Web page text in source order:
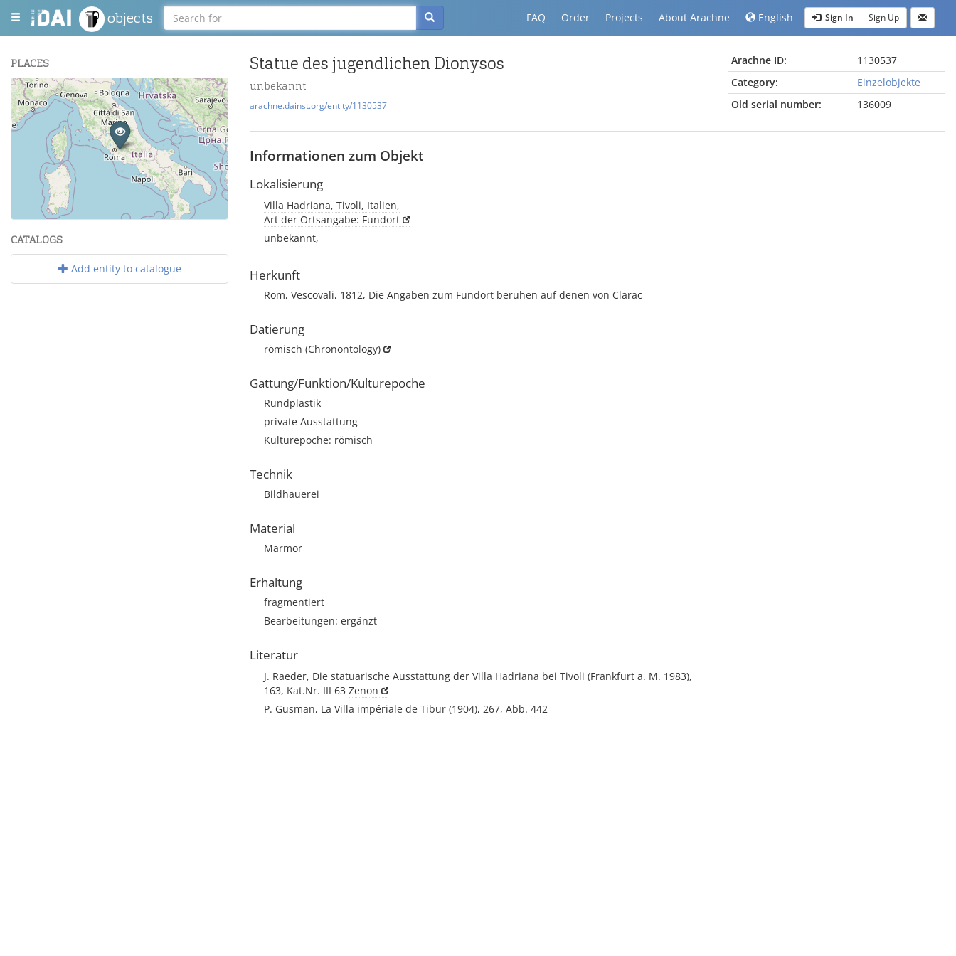
objects FAQ Order Projects About Arachne English Sign In Sign Up
PLACES
+
−
| Maps and Data ©OpenStreetMap
CATALOGS
Add entity to catalogue
Statue des jugendlichen Dionysos
unbekannt
arachne.dainst.org/entity/1130537
Arachne ID:
1130537
Category:
Einzelobjekte
Old serial number:
136009
Informationen zum Objekt
Lokalisierung
Villa Hadriana, Tivoli, Italien,
Art der Ortsangabe: Fundort
unbekannt,
Herkunft
Rom, Vescovali, 1812, Die Angaben zum Fundort beruhen auf denen von Clarac
Datierung
römisch (Chronontology)
Gattung/Funktion/Kulturepoche
Rundplastik
private Ausstattung
Kulturepoche: römisch
Technik
Bildhauerei
Material
Marmor
Erhaltung
fragmentiert
Bearbeitungen: ergänzt
Literatur
J. Raeder, Die statuarische Ausstattung der Villa Hadriana bei Tivoli (Frankfurt a. M. 1983),
163, Kat.Nr. III 63 Zenon
P. Gusman, La Villa impériale de Tibur (1904), 267, Abb. 442